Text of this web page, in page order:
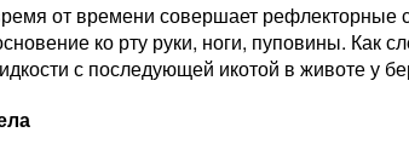
от времени совершает рефлекторные
ко рту руки, ноги, пуповины. Как
с последующей икотой в животе у